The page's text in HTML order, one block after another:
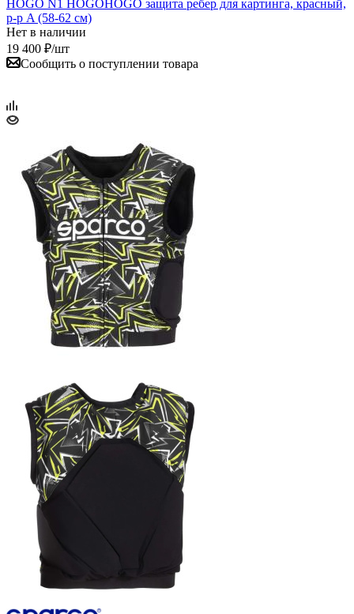
HOGO N1 HOGOHOGO защита ребер для картинга, красный,
р-р A (58-62 см)
Нет в наличии
19 400 ₽/шт
Сообщить о поступлении товара